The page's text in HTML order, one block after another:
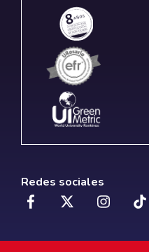
Redes sociales